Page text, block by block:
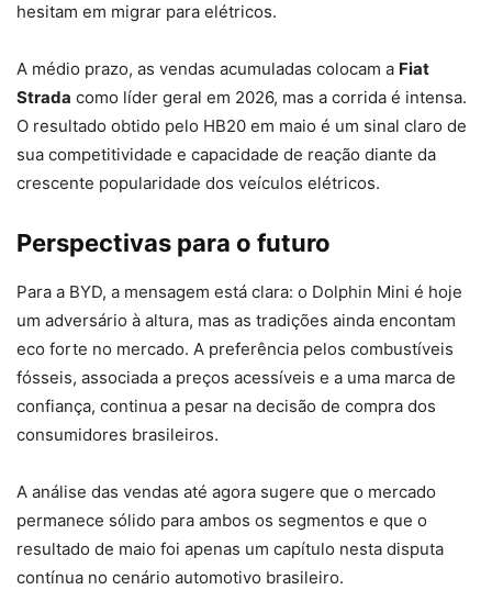
hesitam em migrar para elétricos.
A médio prazo, as vendas acumuladas colocam a Fiat
Strada como líder geral em 2026, mas a corrida é intensa.
O resultado obtido pelo HB20 em maio é um sinal claro de
sua competitividade e capacidade de reação diante da
crescente popularidade dos veículos elétricos.
Perspectivas para o futuro
Para a BYD, a mensagem está clara: o Dolphin Mini é hoje
um adversário à altura, mas as tradições ainda encontam
eco forte no mercado. A preferência pelos combustíveis
fósseis, associada a preços acessíveis e a uma marca de
confiança, continua a pesar na decisão de compra dos
consumidores brasileiros.
A análise das vendas até agora sugere que o mercado
permanece sólido para ambos os segmentos e que o
resultado de maio foi apenas um capítulo nesta disputa
contínua no cenário automotivo brasileiro.